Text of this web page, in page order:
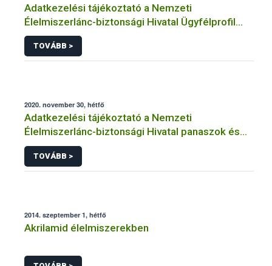
Adatkezelési tájékoztató a Nemzeti
Élelmiszerlánc-biztonsági Hivatal Ügyfélprofil
Rendszerben kistermelői tevékenység
témakörben intézhető közhatalmi eljárásaihoz
kapcsolódó adatkezeléséhez
TOVÁBB >
2020. november 30, hétfő
Adatkezelési tájékoztató a Nemzeti
Élelmiszerlánc-biztonsági Hivatal panaszok és
közérdekű bejelentések kezeléséhez
kapcsolódó adatkezeléséhez
TOVÁBB >
2014. szeptember 1, hétfő
Akrilamid élelmiszerekben